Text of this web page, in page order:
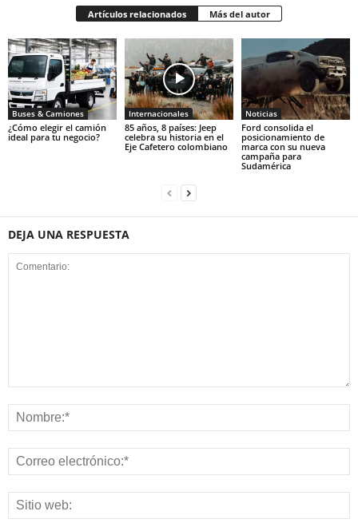
Artículos relacionados Más del autor
Buses & Camiones
¿Cómo elegir el camión
ideal para tu negocio?
Internacionales
85 años, 8 países: Jeep
celebra su historia en el
Eje Cafetero colombiano
Noticias
Ford consolida el
posicionamiento de
marca con su nueva
campaña para
Sudamérica
DEJA UNA RESPUESTA